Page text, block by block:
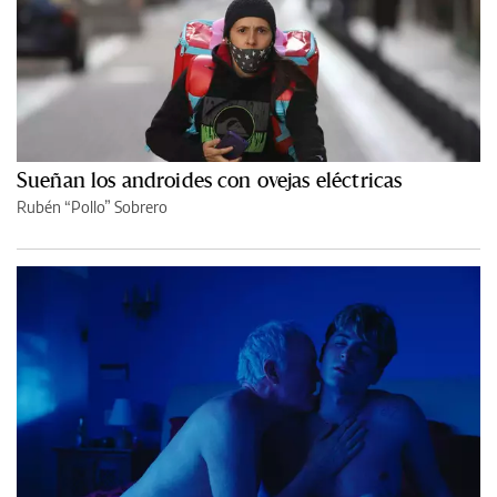
Sueñan los androides con ovejas eléctricas
Rubén “Pollo” Sobrero